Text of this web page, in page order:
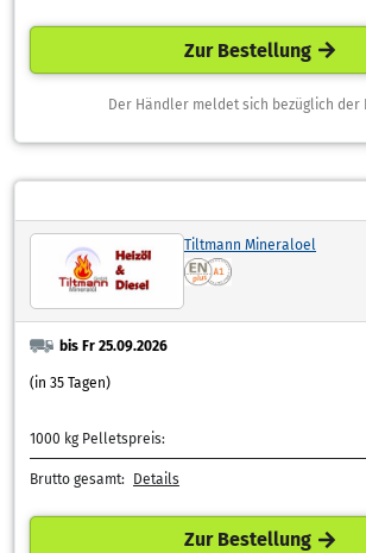
Zur Bestellung
Der Händler meldet sich bezüglich der
Tiltmann Mineraloel
bis Fr 25.09.2026
(in 35 Tagen)
1000 kg Pelletspreis:
Brutto gesamt: Details
Zur Bestellung